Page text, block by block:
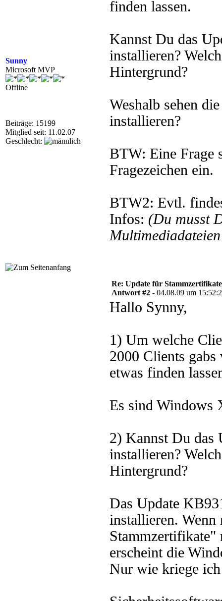
Sunny
Microsoft MVP
Offline
Beiträge: 15199
Mitglied seit: 11.02.07
Geschlecht:
finden lassen.
Kannst Du das
installieren?
Hintergrund?
Weshalb sehen
installieren?
BTW: Eine Frage
Fragezeichen ein.
BTW2: Evtl.
Infos: (Du musst
Re: Update für
Antwort #2 - 04.08.09 um
Hallo Synny,
1) Um welche
2000 Clients
etwas finden
Es sind Windows
2) Kannst Du das
installieren?
Hintergrund?
Das Update
installieren. Wenn
Stammzertifikate"
erscheint die
Nur wie kriege